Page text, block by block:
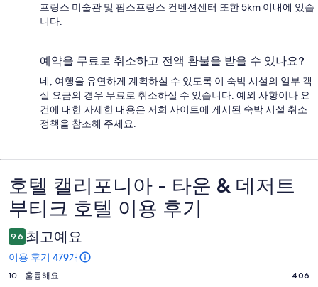
프링스 미술관 및 팜스프링스 컨벤션센터 또한 5km 이내에 있습
니다.
예약을 무료로 취소하고 전액 환불을 받을 수 있나요?
네, 여행을 유연하게 계획하실 수 있도록 이 숙박 시설의 일부 객
실 요금의 경우 무료로 취소하실 수 있습니다. 예외 사항이나 요
건에 대한 자세한 내용은 저희 사이트에 게시된 숙박 시설 취소
정책을 참조해 주세요.
이
용
후
기
호텔 캘리포니아 - 타운 & 데저트
부티크 호텔 이용 후기
9.6 최고예요
이용 후기 479개
평
10 - 훌륭해요 406